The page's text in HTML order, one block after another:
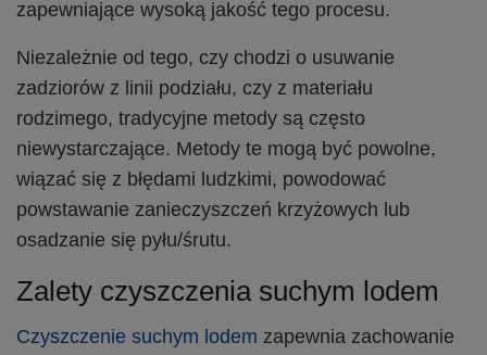
zapewniające wysoką jakość tego procesu.
Niezależnie od tego, czy chodzi o usuwanie
zadziorów z linii podziału, czy z materiału
rodzimego, tradycyjne metody są często
niewystarczające. Metody te mogą być powolne,
wiązać się z błędami ludzkimi, powodować
powstawanie zanieczyszczeń krzyżowych lub
osadzanie się pyłu/śrutu.
Zalety czyszczenia suchym lodem
Czyszczenie suchym lodem zapewnia zachowanie